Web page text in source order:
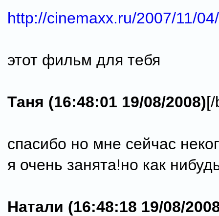
http://cinemaxx.ru/2007/11/
этот фильм для тебя
Таня (16:48:01 19/08/2008)[/
спасибо но мне сейчас
я очень занята!но как
Натали (16:48:18 19/08/